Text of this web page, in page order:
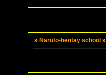
» Naruto-hentay school »